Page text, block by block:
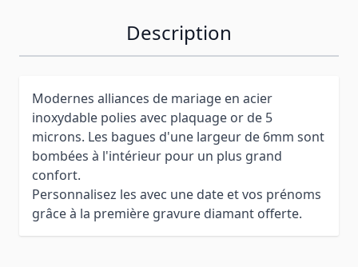
Description
Modernes alliances de mariage en acier
inoxydable polies avec plaquage or de 5
microns. Les bagues d'une largeur de 6mm sont
bombées à l'intérieur pour un plus grand
confort.
Personnalisez les avec une date et vos prénoms
grâce à la première gravure diamant offerte.